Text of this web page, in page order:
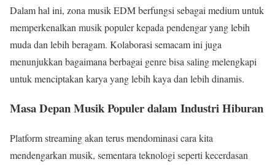
Dalam hal ini, zona musik EDM berfungsi sebagai medium untuk
memperkenalkan musik populer kepada pendengar yang lebih
muda dan lebih beragam. Kolaborasi semacam ini juga
menunjukkan bagaimana berbagai genre bisa saling melengkapi
untuk menciptakan karya yang lebih kaya dan lebih dinamis.
Masa Depan Musik Populer dalam Industri Hiburan
Platform streaming akan terus mendominasi cara kita
mendengarkan musik, sementara teknologi seperti kecerdasan